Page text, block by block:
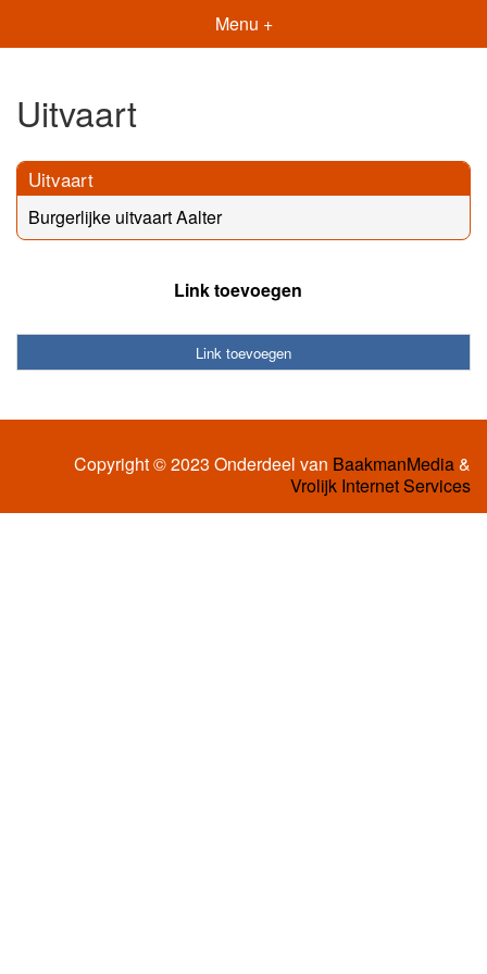
Menu +
Uitvaart
Uitvaart
Burgerlijke uitvaart Aalter
Link toevoegen
Link toevoegen
Copyright © 2023 Onderdeel van BaakmanMedia&
Vrolijk Internet Services